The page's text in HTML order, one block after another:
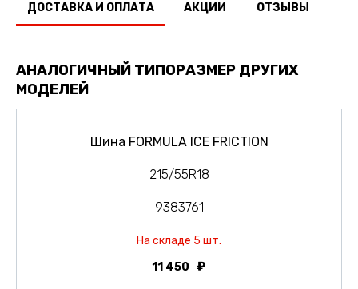
ДОСТАВКА И ОПЛАТА АКЦИИ ОТЗЫВЫ
АНАЛОГИЧНЫЙ ТИПОРАЗМЕР ДРУГИХ
МОДЕЛЕЙ
Шина FORMULA ICE FRICTION
215/55R18
9383761
На складе 5 шт.
11 450